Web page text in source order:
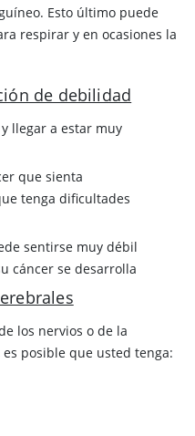
Esto último puede
respirar y en ocasiones la
de debilidad
llegar a estar muy
que sienta
tenga dificultades
sentirse muy débil
cáncer se desarrolla
los nervios o de la
posible que usted tenga: